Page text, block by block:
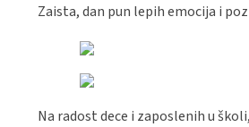
Zaista, dan pun lepih emocija i
Na radost dece i zaposlenih u